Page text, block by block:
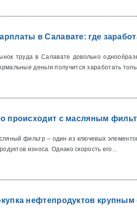
в Салавате: где
труда в Салавате довольно
деньги получится заработать
происходит с масляным
фильтр – один из ключевых
износа. Однако скорость его...
нефтепродуктов